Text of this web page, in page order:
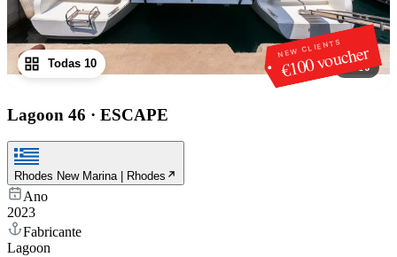
NEW CLIENTS
€100 voucher
1/10
Todas 10
Lagoon 46 · ESCAPE
Rhodes New Marina | Rhodes
Ano
2023
Fabricante
Lagoon